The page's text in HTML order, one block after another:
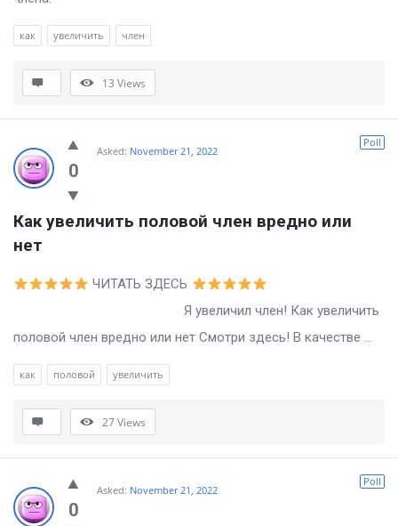
как увеличить член
13 Views
0
Poll
Asked: November 21, 2022
Как увеличить половой член вредно или
нет
ЧИТАТЬ ЗДЕСЬ
Я увеличил член! Как увеличить
половой член вредно или нет Смотри здесь! В качестве ...
как половой увеличить
27Views
0
Poll
Asked: November 21, 2022